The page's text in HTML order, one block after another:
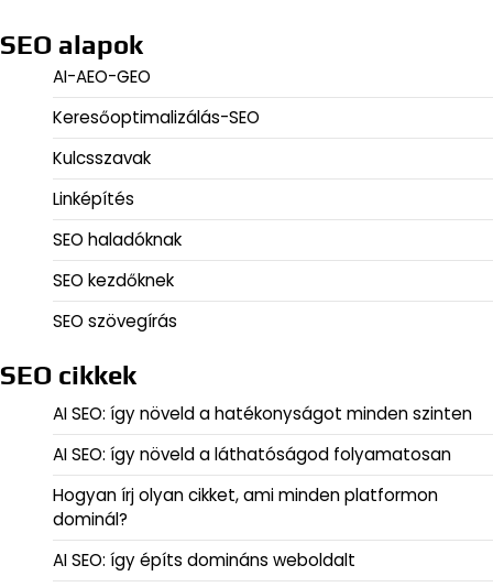
SEO alapok
AI-AEO-GEO
Keresőoptimalizálás-SEO
Kulcsszavak
Linképítés
SEO haladóknak
SEO kezdőknek
SEO szövegírás
SEO cikkek
AI SEO: így növeld a hatékonyságot minden szinten
AI SEO: így növeld a láthatóságod folyamatosan
Hogyan írj olyan cikket, ami minden platformon
dominál?
AI SEO: így építs domináns weboldalt